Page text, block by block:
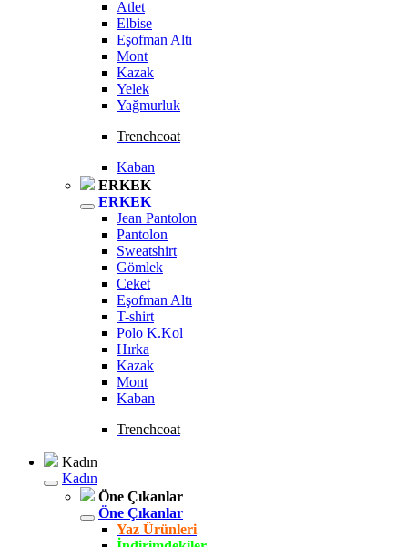
Atlet
Elbise
Eşofman Altı
Mont
Kazak
Yelek
Yağmurluk
Trenchcoat
Kaban
ERKEK
ERKEK
Jean Pantolon
Pantolon
Sweatshirt
Gömlek
Ceket
Eşofman Altı
T-shirt
Polo K.Kol
Hırka
Kazak
Mont
Kaban
Trenchcoat
Kadın
Kadın
Öne Çıkanlar
Öne Çıkanlar
Yaz Ürünleri